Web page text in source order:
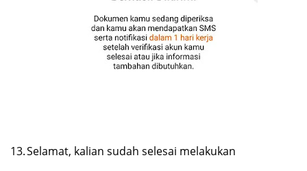
13.Selamat, kalian sudah selesai melakukan